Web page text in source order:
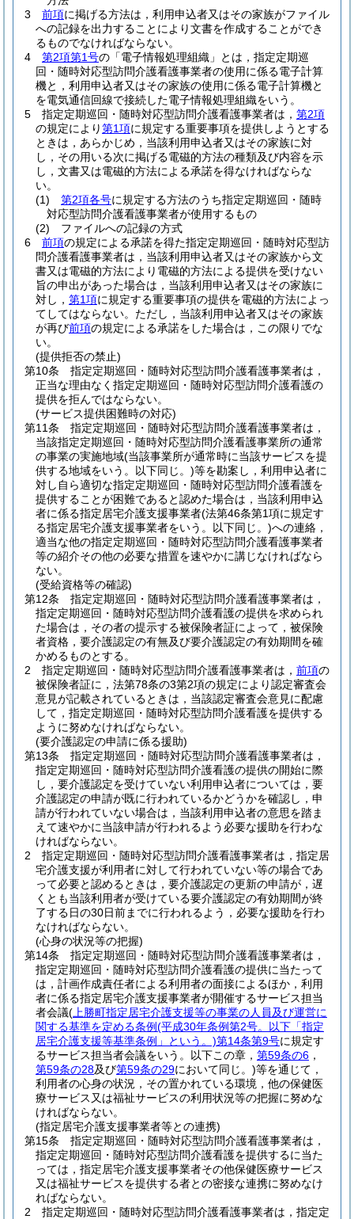
3
前項に掲げる方法は，利用申込者又はその家族がファイル
への記録を出力することにより文書を作成することができ
るものでなければならない。
4
第2項第1号の「電子情報処理組織」とは，指定定期巡
回・随時対応型訪問介護看護事業者の使用に係る電子計算
機と，利用申込者又はその家族の使用に係る電子計算機と
を電気通信回線で接続した電子情報処理組織をいう。
5
指定定期巡回・随時対応型訪問介護看護事業者は， 第2項
の規定により第1項に規定する重要事項を提供しようとする
ときは，あらかじめ，当該利用申込者又はその家族に対
し，その用いる次に掲げる電磁的方法の種類及び内容を示
し，文書又は電磁的方法による承諾を得なければならな
い。
(1)
第2項各号に規定する方法のうち指定定期巡回・随時
対応型訪問介護看護事業者が使用するもの
(2)
ファイルへの記録の方式
6
前項の規定による承諾を得た指定定期巡回・随時対応型訪
問介護看護事業者は，当該利用申込者又はその家族から文
書又は電磁的方法により電磁的方法による提供を受けない
旨の申出があった場合は，当該利用申込者又はその家族に
対し， 第1項に規定する重要事項の提供を電磁的方法によっ
てしてはならない。 ただし，当該利用申込者又はその家族
が再び前項の規定による承諾をした場合は，この限りでな
い。
(提供拒否の禁止)
第10条
指定定期巡回・随時対応型訪問介護看護事業者は，
正当な理由なく指定定期巡回・随時対応型訪問介護看護の
提供を拒んではならない。
(サービス提供困難時の対応)
第11条
指定定期巡回・随時対応型訪問介護看護事業者は，
当該指定定期巡回・随時対応型訪問介護看護事業所の通常
の事業の実施地域(当該事業所が通常時に当該サービスを提
供する地域をいう。以下同じ。)等を勘案し，利用申込者に
対し自ら適切な指定定期巡回・随時対応型訪問介護看護を
提供することが困難であると認めた場合は，当該利用申込
者に係る指定居宅介護支援事業者(法第46条第1項に規定す
る指定居宅介護支援事業者をいう。以下同じ。)への連絡，
適当な他の指定定期巡回・随時対応型訪問介護看護事業者
等の紹介その他の必要な措置を速やかに講じなければなら
ない。
(受給資格等の確認)
第12条
指定定期巡回・随時対応型訪問介護看護事業者は，
指定定期巡回・随時対応型訪問介護看護の提供を求められ
た場合は，その者の提示する被保険者証によって，被保険
者資格，要介護認定の有無及び要介護認定の有効期間を確
かめるものとする。
2
指定定期巡回・随時対応型訪問介護看護事業者は， 前項の
被保険者証に，法第78条の3第2項の規定により認定審査会
意見が記載されているときは，当該認定審査会意見に配慮
して，指定定期巡回・随時対応型訪問介護看護を提供する
ように努めなければならない。
(要介護認定の申請に係る援助)
第13条
指定定期巡回・随時対応型訪問介護看護事業者は，
指定定期巡回・随時対応型訪問介護看護の提供の開始に際
し，要介護認定を受けていない利用申込者については，要
介護認定の申請が既に行われているかどうかを確認し，申
請が行われていない場合は，当該利用申込者の意思を踏ま
えて速やかに当該申請が行われるよう必要な援助を行わな
ければならない。
2
指定定期巡回・随時対応型訪問介護看護事業者は，指定居
宅介護支援が利用者に対して行われていない等の場合であ
って必要と認めるときは，要介護認定の更新の申請が，遅
くとも当該利用者が受けている要介護認定の有効期間が終
了する日の30日前までに行われるよう，必要な援助を行わ
なければならない。
(心身の状況等の把握)
第14条
指定定期巡回・随時対応型訪問介護看護事業者は，
指定定期巡回・随時対応型訪問介護看護の提供に当たって
は，計画作成責任者による利用者の面接によるほか，利用
者に係る指定居宅介護支援事業者が開催するサービス担当
者会議( 上勝町指定居宅介護支援等の事業の人員及び運営に
関する基準を定める条例(平成30年条例第2号。以下「指定
居宅介護支援等基準条例」という。)第14条第9号に規定す
るサービス担当者会議をいう。以下この章， 第59条の6 ，
第59条の28及び第59条の29において同じ。)等を通じて，
利用者の心身の状況，その置かれている環境，他の保健医
療サービス又は福祉サービスの利用状況等の把握に努めな
ければならない。
(指定居宅介護支援事業者等との連携)
第15条
指定定期巡回・随時対応型訪問介護看護事業者は，
指定定期巡回・随時対応型訪問介護看護を提供するに当た
っては，指定居宅介護支援事業者その他保健医療サービス
又は福祉サービスを提供する者との密接な連携に努めなけ
ればならない。
2
指定定期巡回・随時対応型訪問介護看護事業者は，指定定